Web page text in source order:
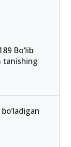
Bo‘lib
tanishing